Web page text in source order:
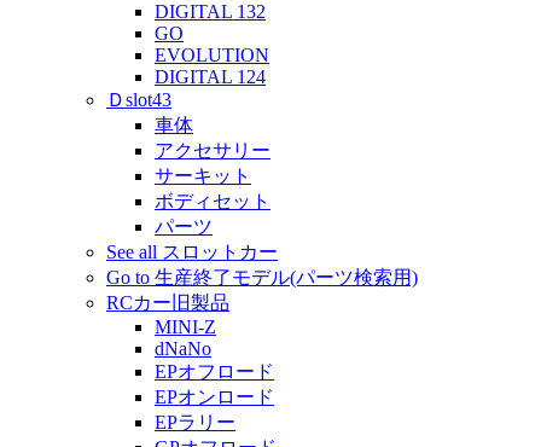
DIGITAL 132
GO
EVOLUTION
DIGITAL 124
Ｄslot43
車体
アクセサリー
サーキット
ボディセット
パーツ
See all スロットカー
Go to 生産終了モデル(パーツ検索用)
RCカー旧製品
MINI-Z
dNaNo
EPオフロード
EPオンロード
EPラリー